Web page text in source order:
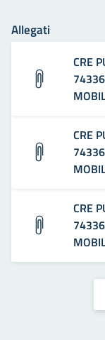
Allegati
CRE
CRE
CRE